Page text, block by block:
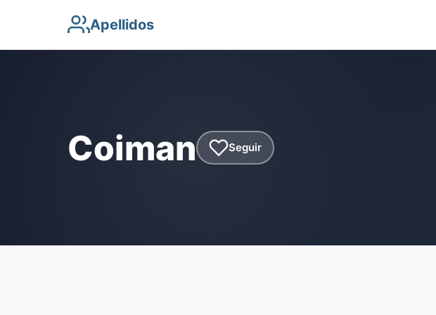
Apellidos
Coiman Seguir